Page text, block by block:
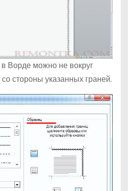
Ворде можно не вокруг
со стороны указанных граней.